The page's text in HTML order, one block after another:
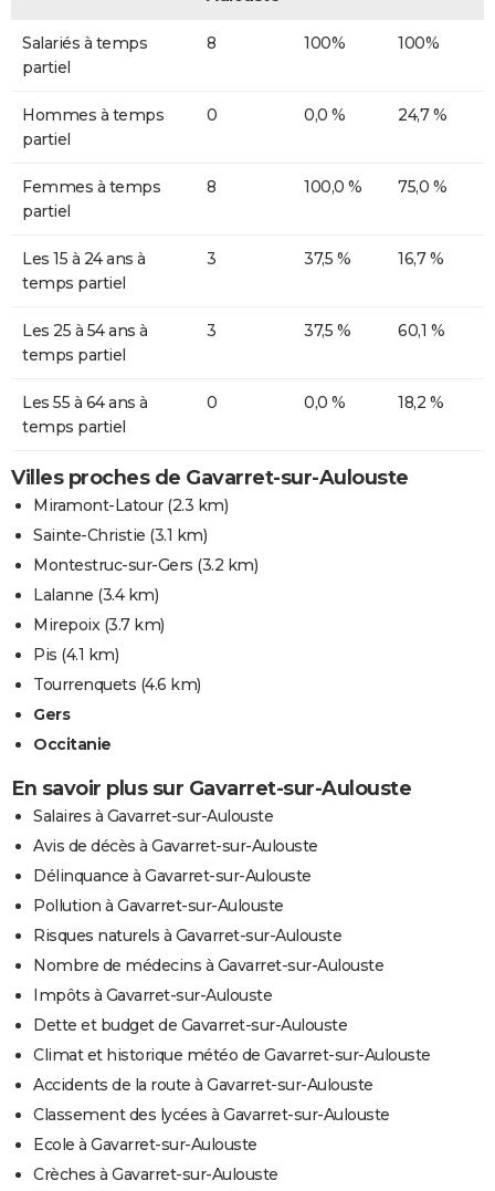
Salariés à temps
partiel
8 100% 100%
Hommes à temps
partiel
0 0,0 % 24,7 %
Femmes à temps
partiel
8 100,0 % 75,0 %
Les 15 à 24 ans à
temps partiel
3 37,5 % 16,7 %
Les 25 à 54 ans à
temps partiel
3 37,5 % 60,1 %
Les 55 à 64 ans à
temps partiel
0 0,0 % 18,2 %
Villes proches de Gavarret-sur-Aulouste
Miramont-Latour(2.3 km)
Sainte-Christie (3.1 km)
Montestruc-sur-Gers (3.2 km)
Lalanne (3.4 km)
Mirepoix(3.7 km)
Pis (4.1 km)
Tourrenquets (4.6 km)
Gers
Occitanie
En savoir plus sur Gavarret-sur-Aulouste
Salaires à Gavarret-sur-Aulouste
Avis de décès à Gavarret-sur-Aulouste
Délinquance à Gavarret-sur-Aulouste
Pollution à Gavarret-sur-Aulouste
Risques naturels à Gavarret-sur-Aulouste
Nombre de médecins à Gavarret-sur-Aulouste
Impôts à Gavarret-sur-Aulouste
Dette et budget de Gavarret-sur-Aulouste
Climat et historique météo de Gavarret-sur-Aulouste
Accidents de la route à Gavarret-sur-Aulouste
Classement des lycées à Gavarret-sur-Aulouste
Ecole à Gavarret-sur-Aulouste
Crèches à Gavarret-sur-Aulouste